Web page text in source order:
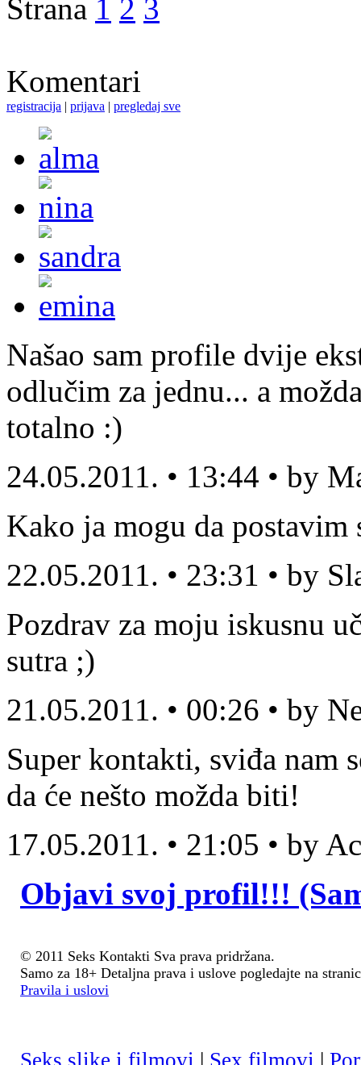
Strana 1 2 3
Komentari
registracija | prijava | pregledaj sve
Našao sam profile dvije
odlučim za jednu... a
totalno :)
24.05.2011. • 13:44 • by
Kako ja mogu da
22.05.2011. • 23:31 • by
Pozdrav za moju iskusnu
sutra ;)
21.05.2011. • 00:26 • by
Super kontakti, sviđa nam
da će nešto možda biti!
17.05.2011. • 21:05 • by
Objavi svoj profil!!!
© 2011 Seks Kontakti Sva prava pridržana.
Samo za 18+ Detaljna prava i uslove pogledajte na
Pravila i uslovi
Seks slike i filmovi | Sex filmovi |